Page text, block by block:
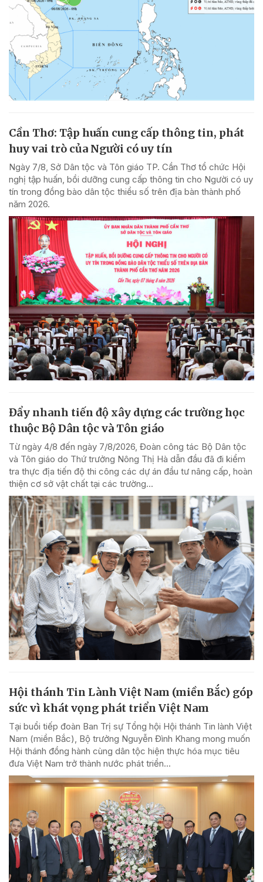
Cần Thơ: Tập huấn cung cấp thông tin, phát
huy vai trò của Người có uy tín
Ngày 7/8, Sở Dân tộc và Tôn giáo TP. Cần Thơ tổ chức Hội
nghị tập huấn, bồi dưỡng cung cấp thông tin cho Người có uy
tín trong đồng bào dân tộc thiểu số trên địa bàn thành phố
năm 2026.
Đẩy nhanh tiến độ xây dựng các trường học
thuộc Bộ Dân tộc và Tôn giáo
Từ ngày 4/8 đến ngày 7/8/2026, Đoàn công tác Bộ Dân tộc
và Tôn giáo do Thứ trưởng Nông Thị Hà dẫn đầu đã đi kiểm
tra thực địa tiến độ thi công các dự án đầu tư nâng cấp, hoàn
thiện cơ sở vật chất tại các trường...
Hội thánh Tin Lành Việt Nam (miền Bắc) góp
sức vì khát vọng phát triển Việt Nam
Tại buổi tiếp đoàn Ban Trị sự Tổng hội Hội thánh Tin lành Việt
Nam (miền Bắc), Bộ trưởng Nguyễn Đình Khang mong muốn
Hội thánh đồng hành cùng dân tộc hiện thực hóa mục tiêu
đưa Việt Nam trở thành nước phát triển...